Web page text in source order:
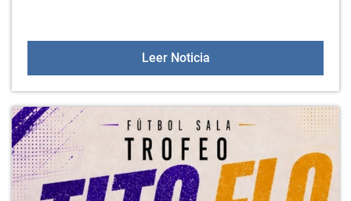
Leer NoticiaGazteleku el 23 de mayo